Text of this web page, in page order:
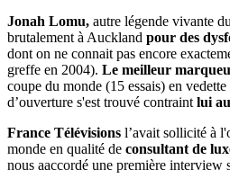
Jonah Lomu, autre légende vivante
brutalement à Auckland pour des
dont on ne connait pas encore
greffe en 2004). Le meilleur
coupe du monde (15 essais) en
d’ouverture s'est trouvé contraint lui
France Télévisions l’avait sollicité à
monde en qualité de consultant de
nous aaccordé une première interview